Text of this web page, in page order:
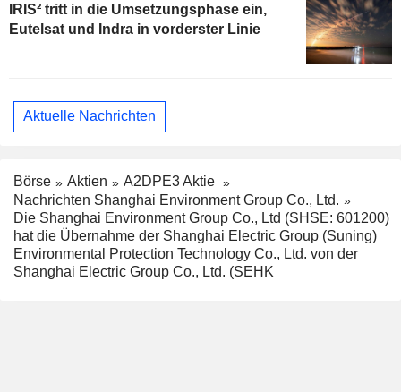
IRIS² tritt in die Umsetzungsphase ein,
Eutelsat und Indra in vorderster Linie
Aktuelle Nachrichten
Börse Aktien
A2DPE3 Aktie
Nachrichten Shanghai Environment Group Co., Ltd.
Die Shanghai Environment Group Co., Ltd (SHSE: 601200)
hat die Übernahme der Shanghai Electric Group (Suning)
Environmental Protection Technology Co., Ltd. von der
Shanghai Electric Group Co., Ltd. (SEHK